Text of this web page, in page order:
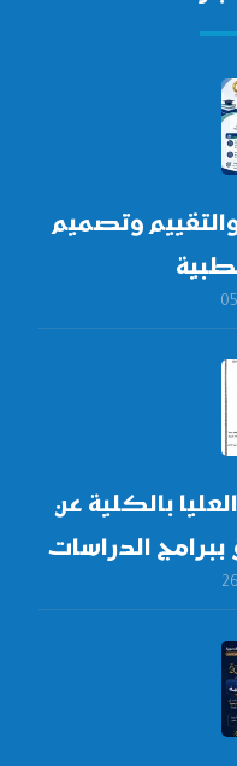
وتصميم
بالكلية عن
ببرامج الدراسات